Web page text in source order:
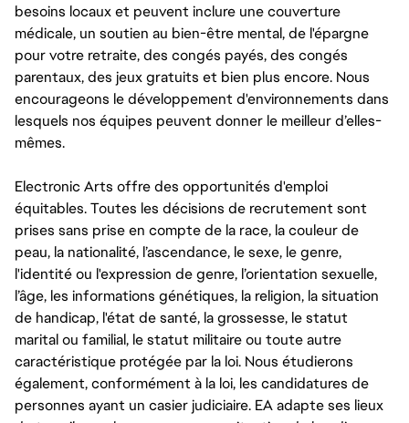
besoins locaux et peuvent inclure une couverture
médicale, un soutien au bien-être mental, de l'épargne
pour votre retraite, des congés payés, des congés
parentaux, des jeux gratuits et bien plus encore. Nous
encourageons le développement d'environnements dans
lesquels nos équipes peuvent donner le meilleur d’elles-
mêmes.
Electronic Arts offre des opportunités d'emploi
équitables. Toutes les décisions de recrutement sont
prises sans prise en compte de la race, la couleur de
peau, la nationalité, l’ascendance, le sexe, le genre,
l'identité ou l'expression de genre, l’orientation sexuelle,
l’âge, les informations génétiques, la religion, la situation
de handicap, l'état de santé, la grossesse, le statut
marital ou familial, le statut militaire ou toute autre
caractéristique protégée par la loi. Nous étudierons
également, conformément à la loi, les candidatures de
personnes ayant un casier judiciaire. EA adapte ses lieux